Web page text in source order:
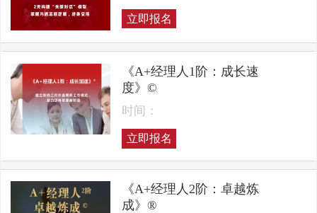
立即报名
《A+经理人1阶：成长速
度》©
时间：
立即报名
《A+经理人2阶：卓越炼
成》®